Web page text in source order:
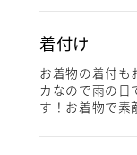
着付け
お着物の着付も
カなので雨の日
す！お着物で素